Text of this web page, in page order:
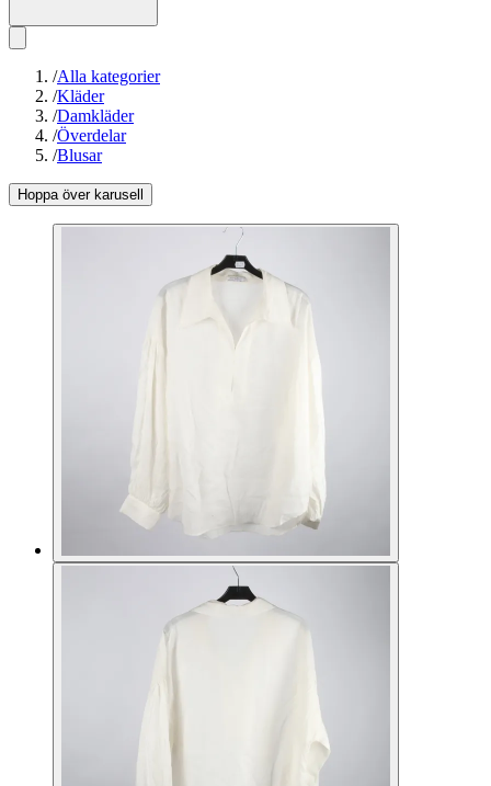
/Alla kategorier
/Kläder
/Damkläder
/Överdelar
/Blusar
Hoppa över karusell